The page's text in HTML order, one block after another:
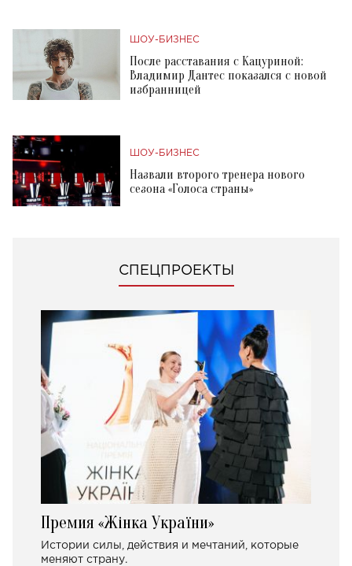
ШОУ-БИЗНЕС
После расставания с Кацуриной:
Владимир Дантес показался с новой
избранницей
ШОУ-БИЗНЕС
Назвали второго тренера нового
сезона «Голоса страны»
СПЕЦПРОЕКТЫ
Премия «Жінка України»
Истории силы, действия и мечтаний, которые
меняют страну.